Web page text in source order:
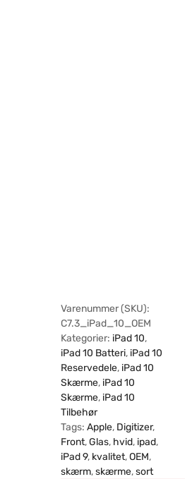
Varenummer (SKU):
C7.3_iPad_10_OEM
Kategorier: iPad 10,
iPad 10 Batteri, iPad 10
Reservedele, iPad 10
Skærme, iPad 10
Skærme, iPad 10
Tilbehør
Tags: Apple, Digitizer,
Front,Glas, hvid, ipad,
iPad 9, kvalitet,OEM,
skærm,skærme,sort